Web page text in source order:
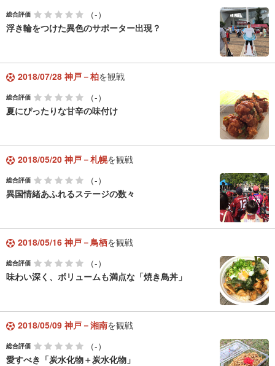
総合評価
（-）
浮き輪をつけた異色のサポーター出現？
2018/07/28 神戸－柏を観戦
総合評価
（-）
夏にぴったりな甘辛の味付け
2018/05/20 神戸－札幌を観戦
総合評価
（-）
異国情緒あふれるステージの数々
2018/05/16 神戸－鳥栖を観戦
総合評価
（-）
味わい深く、ボリュームも満点な「焼き鳥丼」
2018/05/09 神戸－湘南を観戦
総合評価
（-）
愛すべき「炭水化物＋炭水化物」